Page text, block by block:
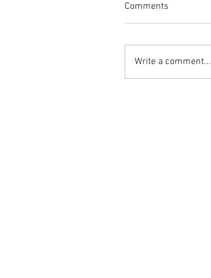
Comments
Write a comment...